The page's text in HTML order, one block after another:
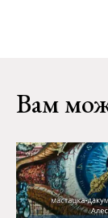
Вам